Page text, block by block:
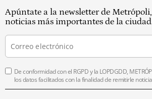
Apúntate a la newsletter de
noticias más importantes de la
De conformidad con el RGPD y la LOPDGDD,
los datos facilitados con la finalidad de remitirle